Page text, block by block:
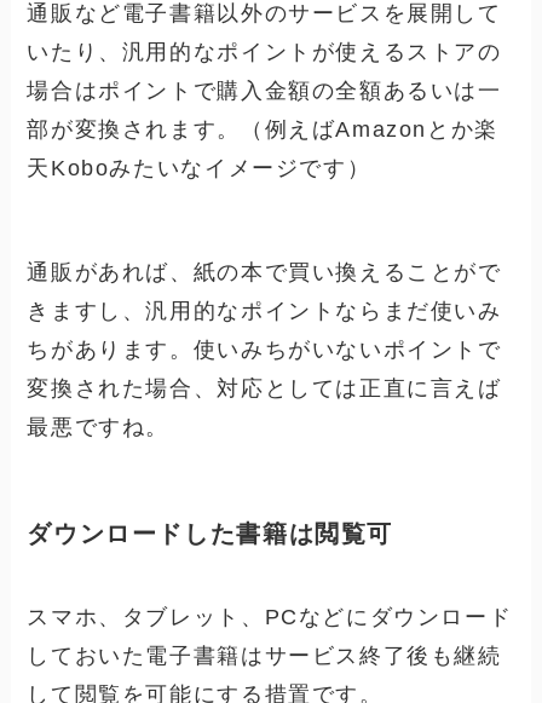
通販など電子書籍以外のサービスを展開して
いたり、汎用的なポイントが使えるストアの
場合はポイントで購入金額の全額あるいは一
部が変換されます。（例えばAmazonとか楽
天Koboみたいなイメージです）
通販があれば、紙の本で買い換えることがで
きますし、汎用的なポイントならまだ使いみ
ちがあります。使いみちがいないポイントで
変換された場合、対応としては正直に言えば
最悪ですね。
ダウンロードした書籍は閲覧可
スマホ、タブレット、PCなどにダウンロード
しておいた電子書籍はサービス終了後も継続
して閲覧を可能にする措置です。